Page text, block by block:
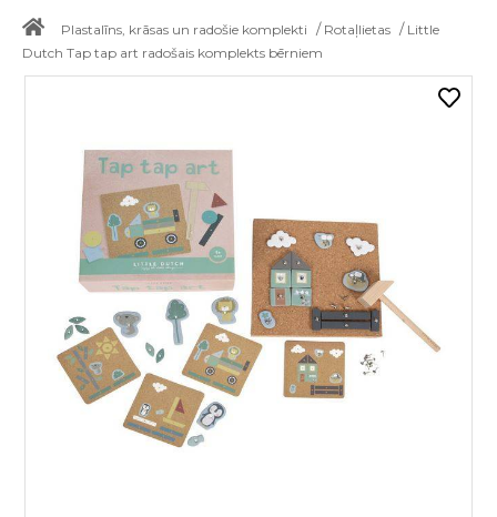
Plastalīns, krāsas un radošie komplekti / Rotaļlietas / Little
Dutch Tap tap art radošais komplekts bērniem